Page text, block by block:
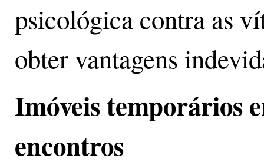
psicológica contra as
obter vantagens
Imóveis temporários
encontros